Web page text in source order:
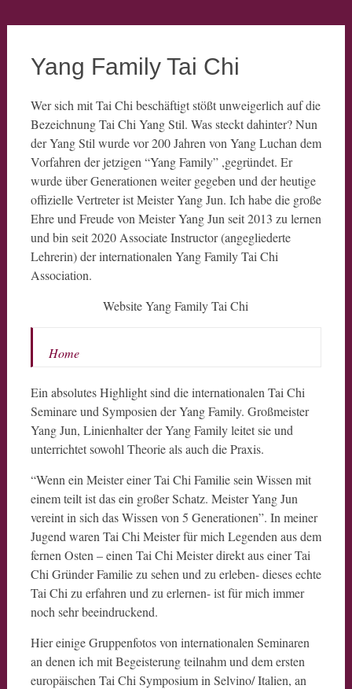
Yang Family Tai Chi
Wer sich mit Tai Chi beschäftigt stößt unweigerlich auf die
Bezeichnung Tai Chi Yang Stil. Was steckt dahinter? Nun
der Yang Stil wurde vor 200 Jahren von Yang Luchan dem
Vorfahren der jetzigen “Yang Family” ,gegründet. Er
wurde über Generationen weiter gegeben und der heutige
offizielle Vertreter ist Meister Yang Jun. Ich habe die große
Ehre und Freude von Meister Yang Jun seit 2013 zu lernen
und bin seit 2020 Associate Instructor (angegliederte
Lehrerin) der internationalen Yang Family Tai Chi
Association.
Website Yang Family Tai Chi
Home
Ein absolutes Highlight sind die internationalen Tai Chi
Seminare und Symposien der Yang Family. Großmeister
Yang Jun, Linienhalter der Yang Family leitet sie und
unterrichtet sowohl Theorie als auch die Praxis.
“Wenn ein Meister einer Tai Chi Familie sein Wissen mit
einem teilt ist das ein großer Schatz. Meister Yang Jun
vereint in sich das Wissen von 5 Generationen”. In meiner
Jugend waren Tai Chi Meister für mich Legenden aus dem
fernen Osten – einen Tai Chi Meister direkt aus einer Tai
Chi Gründer Familie zu sehen und zu erleben- dieses echte
Tai Chi zu erfahren und zu erlernen- ist für mich immer
noch sehr beeindruckend.
Hier einige Gruppenfotos von internationalen Seminaren
an denen ich mit Begeisterung teilnahm und dem ersten
europäischen Tai Chi Symposium in Selvino/ Italien, an